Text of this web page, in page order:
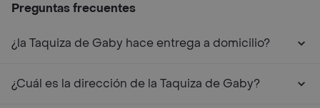
Preguntas frecuentes
¿la Taquiza de Gaby hace entrega a domicilio?
¿Cuál es la dirección de la Taquiza de Gaby?